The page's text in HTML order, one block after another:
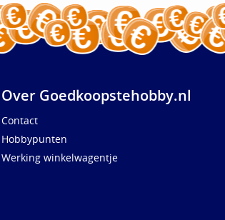
Over Goedkoopstehobby.nl
Contact
Hobbypunten
Werking winkelwagentje